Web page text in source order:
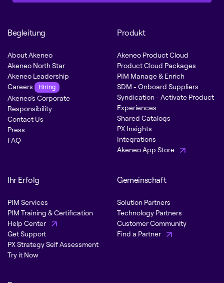
Begleitung
About Akeneo
Akeneo North Star
Akeneo Leadership
Careers
Hiring
Akeneo’s Corporate
Responsibility
Contact Us
Press
FAQ
Produkt
Akeneo Product Cloud
Product Cloud Packages
PIM Manage & Enrich
SDM - Onboard Suppliers
Syndication - Activate Product
Experiences
Shared Catalogs
PX Insights
Integrations
Akeneo App Store
Ihr Erfolg
PIM Services
PIM Training & Certification
Help Center
Get Support
PX Strategy Self Assessment
Try it Now
Gemeinschaft
Solution Partners
Technology Partners
Customer Community
Find a Partner